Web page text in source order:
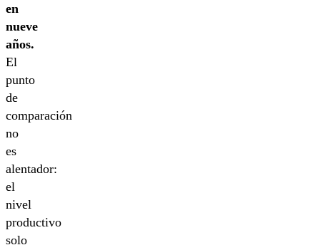
en
nueve
años.
El
punto
de
comparación
no
es
alentador:
el
nivel
productivo
solo